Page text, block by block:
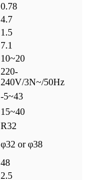
0.78
4.7
1.5
7.1
10~20
220-
240V/3N~/50Hz
-5~43
15~40
R32
φ32 or φ38
48
2.5